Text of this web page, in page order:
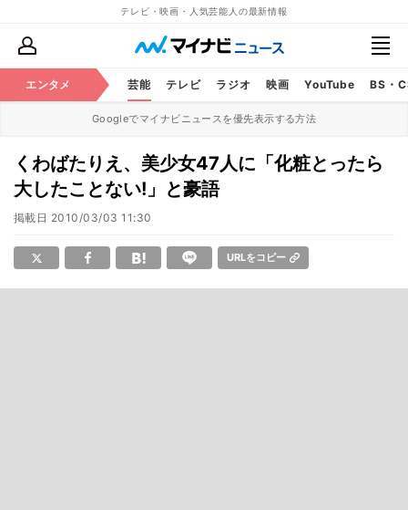
テレビ・映画・人気芸能人の最新情報
エンタメ 芸能 テレビ ラジオ 映画 YouTube BS・
Googleでマイナビニュースを優先表示する方法
くわばたりえ、美少女47人に「化粧とったら
大したことない!」と豪語
掲載日 2010/03/03 11:30
URLをコピー